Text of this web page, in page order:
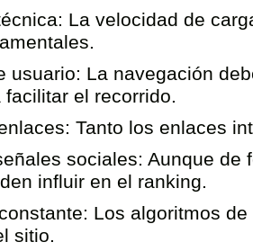
La velocidad de
usuario: La navegación
el recorrido.
Tanto los enlaces
sociales: Aunque de
influir en el ranking.
Los algoritmos
sitio.